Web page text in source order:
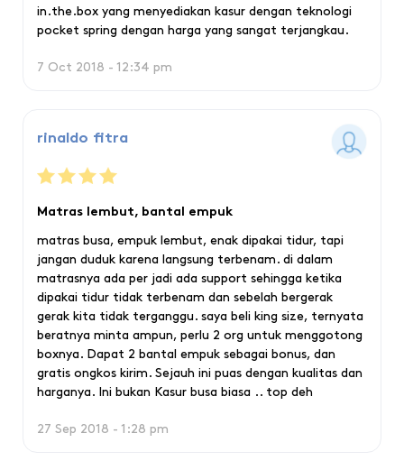
in.the.box yang menyediakan kasur dengan teknologi
pocket spring dengan harga yang sangat terjangkau.
7 Oct 2018 - 12:34 pm
rinaldo fitra
Matras lembut, bantal empuk
matras busa, empuk lembut, enak dipakai tidur, tapi
jangan duduk karena langsung terbenam. di dalam
matrasnya ada per jadi ada support sehingga ketika
dipakai tidur tidak terbenam dan sebelah bergerak
gerak kita tidak terganggu. saya beli king size, ternyata
beratnya minta ampun, perlu 2 org untuk menggotong
boxnya. Dapat 2 bantal empuk sebagai bonus, dan
gratis ongkos kirim. Sejauh ini puas dengan kualitas dan
harganya. Ini bukan Kasur busa biasa .. top deh
27 Sep 2018 - 1:28 pm